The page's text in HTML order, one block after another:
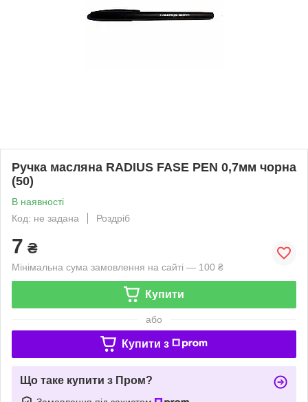
Ручка масляна RADIUS FASE PEN 0,7мм чорна
(50)
В наявності
Код: не задана
Роздріб
7 ₴
Мінімальна сума замовлення на сайті — 100 ₴
Купити
або
Купити з
Що таке купити з Пром?